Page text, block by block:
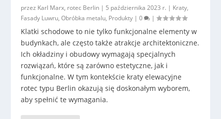
przez Karl Marx, rotec Berlin | 5 października 2023 r. | Kraty,
Fasady Luwru,Obróbka metalu, Produkty |0 |
Klatki schodowe to nie tylko funkcjonalne elementy w
budynkach, ale często także atrakcje architektoniczne.
Ich okładziny i obudowy wymagają specjalnych
rozwiązań, które są zarówno estetyczne, jak i
funkcjonalne. W tym kontekście kraty elewacyjne
rotec typu Berlin okazują się doskonałym wyborem,
aby spełnić te wymagania.